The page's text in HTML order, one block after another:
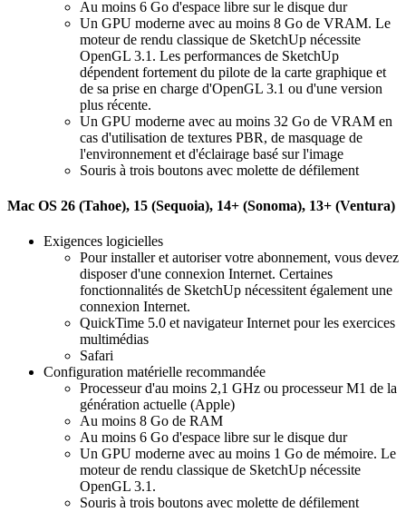
Au moins 6 Go d'espace libre sur le disque dur
Un GPU moderne avec au moins 8 Go de VRAM. Le
moteur de rendu classique de SketchUp nécessite
OpenGL 3.1. Les performances de SketchUp
dépendent fortement du pilote de la carte graphique et
de sa prise en charge d'OpenGL 3.1 ou d'une version
plus récente.
Un GPU moderne avec au moins 32 Go de VRAM en
cas d'utilisation de textures PBR, de masquage de
l'environnement et d'éclairage basé sur l'image
Souris à trois boutons avec molette de défilement
Mac OS 26 (Tahoe), 15 (Sequoia), 14+ (Sonoma), 13+ (Ventura)
Exigences logicielles
Pour installer et autoriser votre abonnement, vous devez
disposer d'une connexion Internet. Certaines
fonctionnalités de SketchUp nécessitent également une
connexion Internet.
QuickTime 5.0 et navigateur Internet pour les exercices
multimédias
Safari
Configuration matérielle recommandée
Processeur d'au moins 2,1 GHz ou processeur M1 de la
génération actuelle (Apple)
Au moins 8 Go de RAM
Au moins 6 Go d'espace libre sur le disque dur
Un GPU moderne avec au moins 1 Go de mémoire. Le
moteur de rendu classique de SketchUp nécessite
OpenGL 3.1.
Souris à trois boutons avec molette de défilement